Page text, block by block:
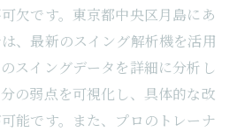
欠です。東京都中央区月島にあ
、最新のスイング解析機を活用
スイングデータを詳細に分析し
の弱点を可視化し、具体的な改
能です。また、プロのトレーナ